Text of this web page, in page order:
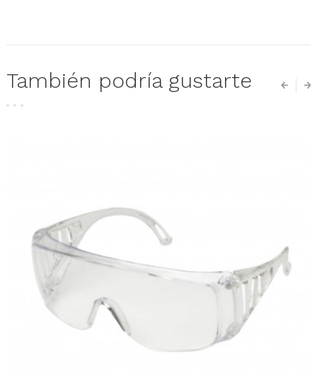
También podría gustarte